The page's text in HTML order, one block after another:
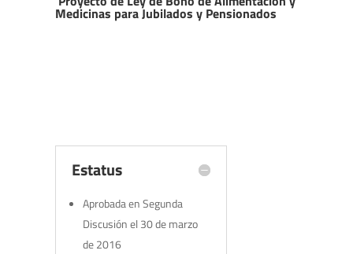
Medicinas para Jubilados y Pensionados
Estatus
Aprobada en Segunda
Discusión el 30 de marzo
de 2016